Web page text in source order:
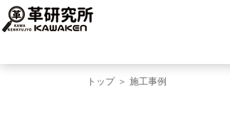
トップ＞ 施工事例